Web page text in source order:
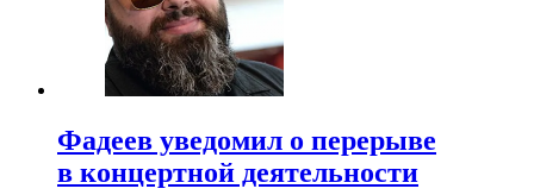
Фадеев уведомил о перерыве
в концертной деятельности